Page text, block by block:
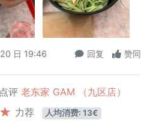
日 19:46 回复 赞同
点评 老东家 GAM （九区店）
力荐
人均消费: 13€